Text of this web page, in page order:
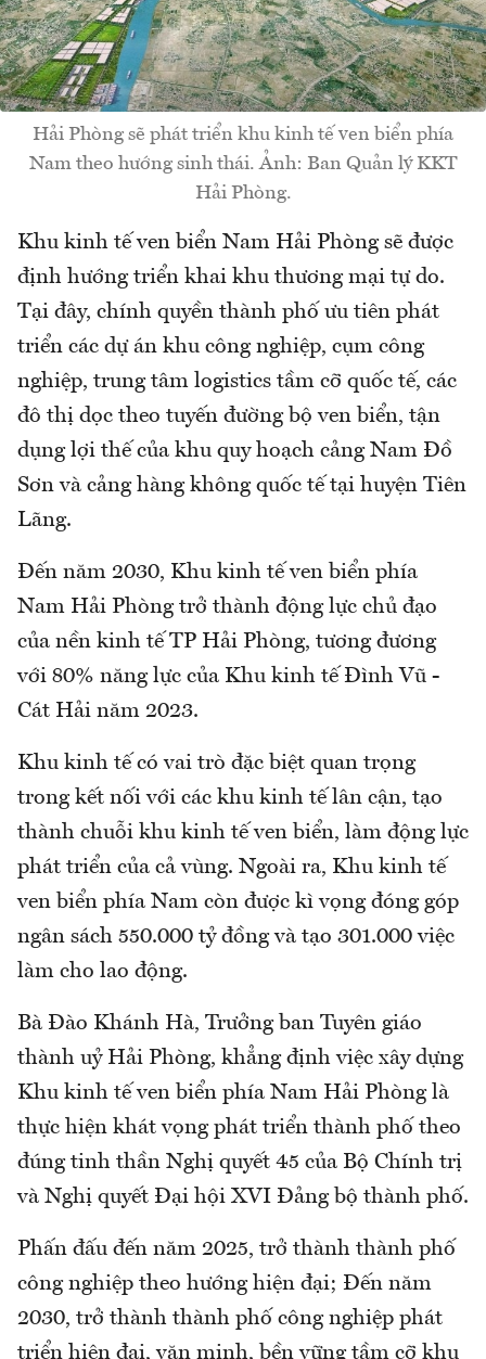
Hải Phòng sẽ phát triển khu kinh tế ven biển phía
Nam theo hướng sinh thái. Ảnh: Ban Quản lý KKT
Hải Phòng.
Khu kinh tế ven biển Nam Hải Phòng sẽ được
định hướng triển khai khu thương mại tự do.
Tại đây, chính quyền thành phố ưu tiên phát
triển các dự án khu công nghiệp, cụm công
nghiệp, trung tâm logistics tầm cỡ quốc tế, các
đô thị dọc theo tuyến đường bộ ven biển, tận
dụng lợi thế của khu quy hoạch cảng Nam Đồ
Sơn và cảng hàng không quốc tế tại huyện Tiên
Lãng.
Đến năm 2030, Khu kinh tế ven biển phía
Nam Hải Phòng trở thành động lực chủ đạo
của nền kinh tế TP Hải Phòng, tương đương
với 80% năng lực của Khu kinh tế Đình Vũ -
Cát Hải năm 2023.
Khu kinh tế có vai trò đặc biệt quan trọng
trong kết nối với các khu kinh tế lân cận, tạo
thành chuỗi khu kinh tế ven biển, làm động lực
phát triển của cả vùng. Ngoài ra, Khu kinh tế
ven biển phía Nam còn được kì vọng đóng góp
ngân sách 550.000 tỷ đồng và tạo 301.000 việc
làm cho lao động.
Bà Đào Khánh Hà, Trưởng ban Tuyên giáo
thành uỷ Hải Phòng, khẳng định việc xây dựng
Khu kinh tế ven biển phía Nam Hải Phòng là
thực hiện khát vọng phát triển thành phố theo
đúng tinh thần Nghị quyết 45 của Bộ Chính trị
và Nghị quyết Đại hội XVI Đảng bộ thành phố.
Phấn đấu đến năm 2025, trở thành thành phố
công nghiệp theo hướng hiện đại; Đến năm
2030, trở thành thành phố công nghiệp phát
triển hiện đại, văn minh, bền vững tầm cỡ khu